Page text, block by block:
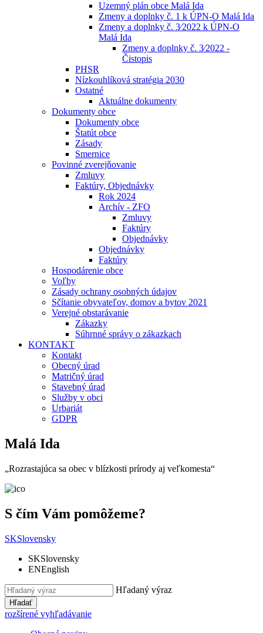
Uzemný plán obce Malá Ida
Zmeny a doplnky č. 1 k ÚPN-O Malá Ida
Zmeny a doplnky č. 3⁄2022 k ÚPN-O
Malá Ida
Zmeny a doplnky č. 3⁄2022 -
Čistopis
PHSR
Nízkouhlíková stratégia 2030
Ostatné
Aktuálne dokumenty
Dokumenty obce
Dokumenty obce
Štatút obce
Zásady
Smernice
Povinné zverejňovanie
Zmluvy
Faktúry, Objednávky
Rok 2024
Archív - ZFO
Zmluvy
Faktúry
Objednávky
Objednávky
Faktúry
Hospodárenie obce
Voľby
Zásady ochrany osobných údajov
Sčítanie obyvateľov, domov a bytov 2021
Verejné obstarávanie
Zákazky
Súhrnné správy o zákazkach
KONTAKT
Kontakt
Obecný úrad
Matričný úrad
Stavebný úrad
Služby v obci
Urbariát
GDPR
Malá Ida
„Rozrastajúca sa obec v blízkosti prírody aj veľkomesta“
S čím Vám pomôžeme?
SKSlovensky
SKSlovensky
ENEnglish
Hľadaný výraz
Hľadať
rozšírené vyhľadávanie